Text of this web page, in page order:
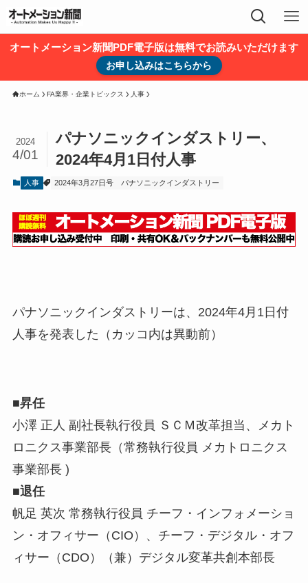
オートメーション新聞PDF電子版は無料でお読みいただけます
お申し込みはこちらから
ホーム FA業界・企業トピックス 人事
パナソニックインダストリー、
2024年4月1日付人事
2024
4/01
人事 2024年3月27日号 パナソニックインダストリー
パナソニックインダストリーは、2024年4月1日付
人事を発表した（カッコ内は異動前）
■昇任
小澤 正人 副社長執行役員 ＳＣＭ改革担当、メカト
ロニクス事業部長（常務執行役員 メカトロニクス
事業部長 )
■退任
帆足 英次 常務執行役員 チーフ・インフォメーショ
ン・オフィサー（CIO）、チーフ・デジタル・オフ
ィサー（CDO）（兼）デジタル変革共創本部長